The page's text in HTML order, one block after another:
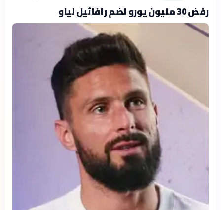
رفض 30 مليون يورو لضم رافائيل لياو